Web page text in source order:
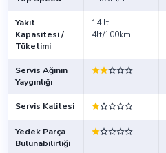
Yakıt
Kapasitesi /
Tüketimi
14 lt -
4lt/100km
Servis Ağının
Yaygınlığı
Servis Kalitesi
Yedek Parça
Bulunabilirliği